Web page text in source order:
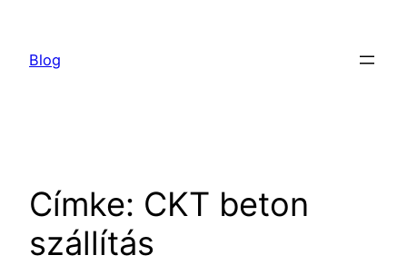
tartalomhoz
Blog
Címke: CKT beton
szállítás